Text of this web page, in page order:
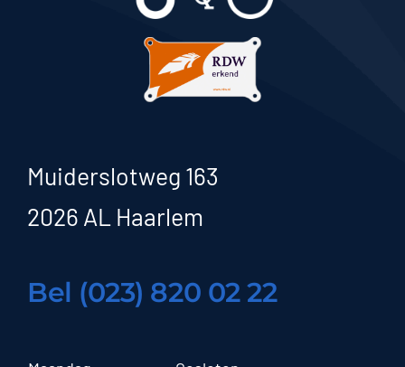
Muiderslotweg 163
2026 AL Haarlem
Bel (023) 820 02 22